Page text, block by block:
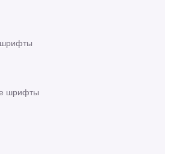
шрифты